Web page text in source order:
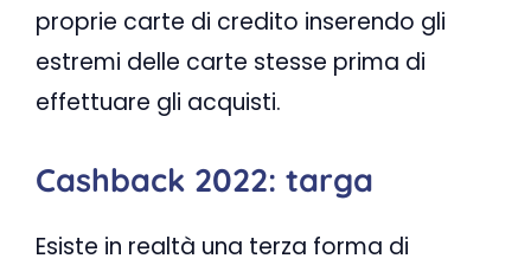
proprie carte di credito inserendo gli
estremi delle carte stesse prima di
effettuare gli acquisti.
Cashback 2022: targa
Esiste in realtà una terza forma di